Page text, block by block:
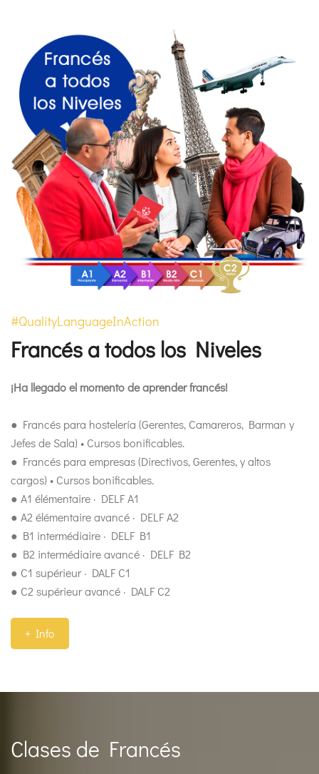
#QualityLanguageInAction
Francés a todos los Niveles
¡Ha llegado el momento de aprender francés!
● Francés para hostelería (Gerentes, Camareros, Barman y
Jefes de Sala) • Cursos bonificables.
● Francés para empresas (Directivos, Gerentes, y altos
cargos) • Cursos bonificables.
● A1 élémentaire · DELF A1
● A2 élémentaire avancé · DELF A2
● B1 intermédiaire · DELF B1
● B2 intermédiaire avancé · DELF B2
● C1 supérieur · DALF C1
● C2 supérieur avancé · DALF C2
+ Info
Clases de Francés